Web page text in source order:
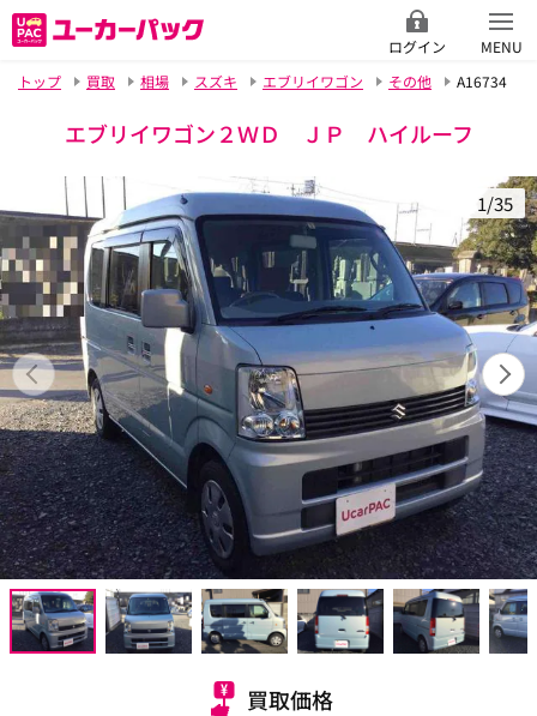
ログイン
MENU
トップ
買取 相場 スズキ エブリイワゴン その他 A16734
エブリイワゴン２ＷＤ ＪＰ ハイルーフ
1/35
買取価格